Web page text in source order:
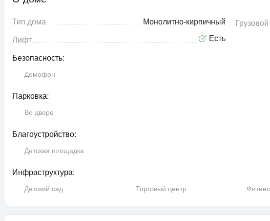
Тип дома Монолитно-кирпичный
Лифт Есть
Безопасность:
Домофон
Парковка:
Во дворе
Благоустройство:
Детская площадка
Инфраструктура:
Детский сад Торговый центр Фитнес